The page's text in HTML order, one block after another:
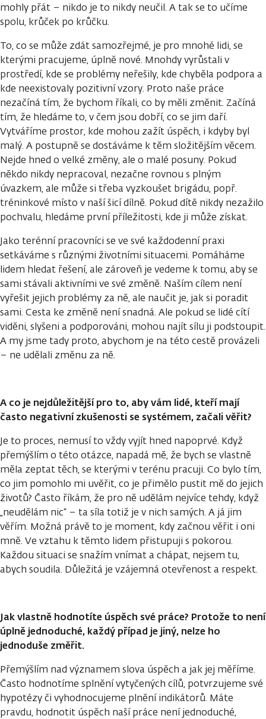
mohly přát – nikdo je to nikdy neučil. A tak se to učíme
spolu, krůček po krůčku.
To, co se může zdát samozřejmé, je pro mnohé lidi, se
kterými pracujeme, úplně nové. Mnohdy vyrůstali v
prostředí, kde se problémy neřešily, kde chyběla podpora a
kde neexistovaly pozitivní vzory. Proto naše práce
nezačíná tím, že bychom říkali, co by měli změnit. Začíná
tím, že hledáme to, v čem jsou dobří, co se jim daří.
Vytváříme prostor, kde mohou zažít úspěch, i kdyby byl
malý. A postupně se dostáváme k těm složitějším věcem.
Nejde hned o velké změny, ale o malé posuny. Pokud
někdo nikdy nepracoval, nezačne rovnou s plným
úvazkem, ale může si třeba vyzkoušet brigádu, popř.
tréninkové místo v naší šicí dílně. Pokud dítě nikdy nezažilo
pochvalu, hledáme první příležitosti, kde ji může získat.
Jako terénní pracovníci se ve své každodenní praxi
setkáváme s různými životními situacemi. Pomáháme
lidem hledat řešení, ale zároveň je vedeme k tomu, aby se
sami stávali aktivními ve své změně. Naším cílem není
vyřešit jejich problémy za ně, ale naučit je, jak si poradit
sami. Cesta ke změně není snadná. Ale pokud se lidé cítí
viděni, slyšeni a podporováni, mohou najít sílu ji podstoupit.
A my jsme tady proto, abychom je na této cestě provázeli
– ne udělali změnu za ně.
A co je nejdůležitější pro to, aby vám lidé, kteří mají
často negativní zkušenosti se systémem, začali věřit?
Je to proces, nemusí to vždy vyjít hned napoprvé. Když
přemýšlím o této otázce, napadá mě, že bych se vlastně
měla zeptat těch, se kterými v terénu pracuji. Co bylo tím,
co jim pomohlo mi uvěřit, co je přimělo pustit mě do jejich
životů? Často říkám, že pro ně udělám nejvíce tehdy, když
„neudělám nic“ – ta síla totiž je v nich samých. A já jim
věřím. Možná právě to je moment, kdy začnou věřit i oni
mně. Ve vztahu k těmto lidem přistupuji s pokorou.
Každou situaci se snažím vnímat a chápat, nejsem tu,
abych soudila. Důležitá je vzájemná otevřenost a respekt.
Jak vlastně hodnotíte úspěch své práce? Protože to není
úplně jednoduché, každý případ je jiný, nelze ho
jednoduše změřit.
Přemýšlím nad významem slova úspěch a jak jej měříme.
Často hodnotíme splnění vytyčených cílů, potvrzujeme své
hypotézy či vyhodnocujeme plnění indikátorů. Máte
pravdu, hodnotit úspěch naší práce není jednoduché,